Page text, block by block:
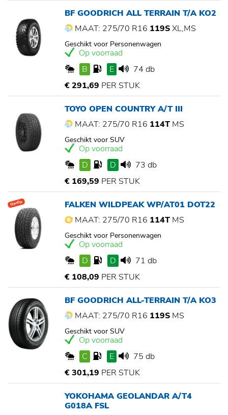
BF GOODRICH ALL TERRAIN T/A KO2
MAAT: 275/70 R16 119SXL,MS
Geschikt voor Personenwagen
Op voorraad
B
E
74 db
€ 291,69 PER STUK
TOYO OPEN COUNTRY A/T III
MAAT: 275/70 R16 114T MS
Geschikt voor SUV
Op voorraad
D
D
73 db
€ 169,59 PER STUK
Op=Op
FALKEN WILDPEAK WP/AT01 DOT22
MAAT: 275/70 R16 114T MS
Geschikt voor Personenwagen
Op voorraad
D
D
71 db
€ 108,09 PER STUK
BF GOODRICH ALL-TERRAIN T/A KO3
MAAT: 275/70 R16 119S MS
Geschikt voor SUV
Op voorraad
C
E
75 db
€ 301,19 PER STUK
YOKOHAMA GEOLANDAR A/T4
G018A FSL